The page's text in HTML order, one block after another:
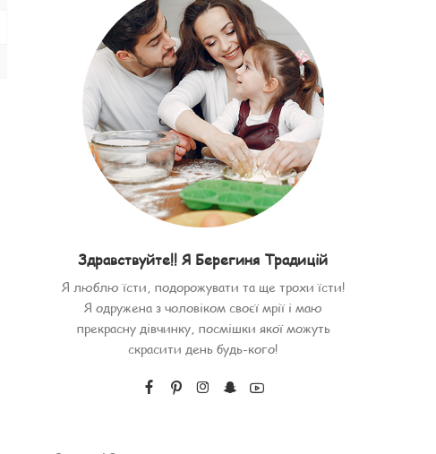
Здравствуйте!! Я Берегиня Традицій
Я люблю їсти, подорожувати та ще трохи їсти!
Я одружена з чоловіком своєї мрії і маю
прекрасну дівчинку, посмішки якої можуть
скрасити день будь-кого!